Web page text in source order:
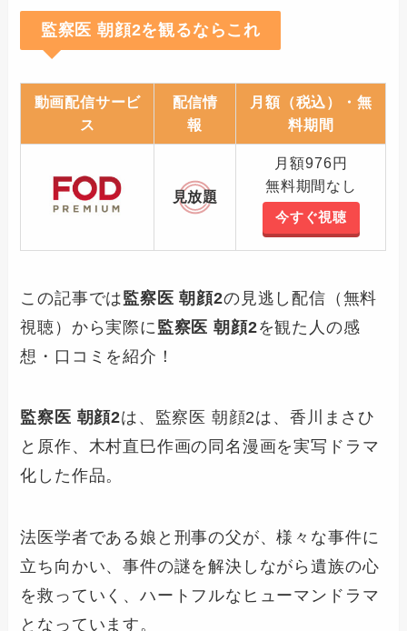
監察医 朝顔2を観るならこれ
動画配信サービ
ス
配信情
報
月額（税込）・無
料期間
見放題
月額976円
無料期間なし
今すぐ視聴
この記事では監察医 朝顔2の見逃し配信（無料
視聴）から実際に 監察医 朝顔2を観た人の感
想・口コミを紹介！
監察医 朝顔2は、監察医 朝顔2は、香川まさひ
と原作、木村直巳作画の同名漫画を実写ドラマ
化した作品。
法医学者である娘と刑事の父が、様々な事件に
立ち向かい、事件の謎を解決しながら遺族の心
を救っていく、ハートフルなヒューマンドラマ
となっています。